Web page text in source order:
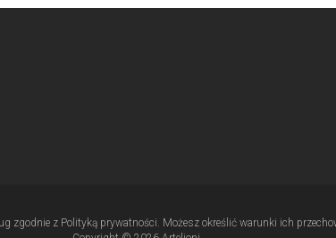
zgodnie z Polityką prywatności. Możesz określić warunki ich